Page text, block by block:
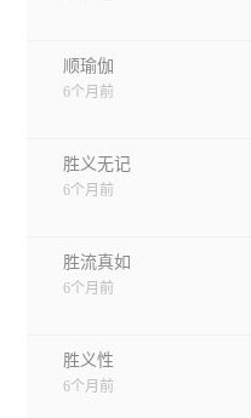
顺瑜伽
6个月前
胜义无记
6个月前
胜流真如
6个月前
胜义性
6个月前